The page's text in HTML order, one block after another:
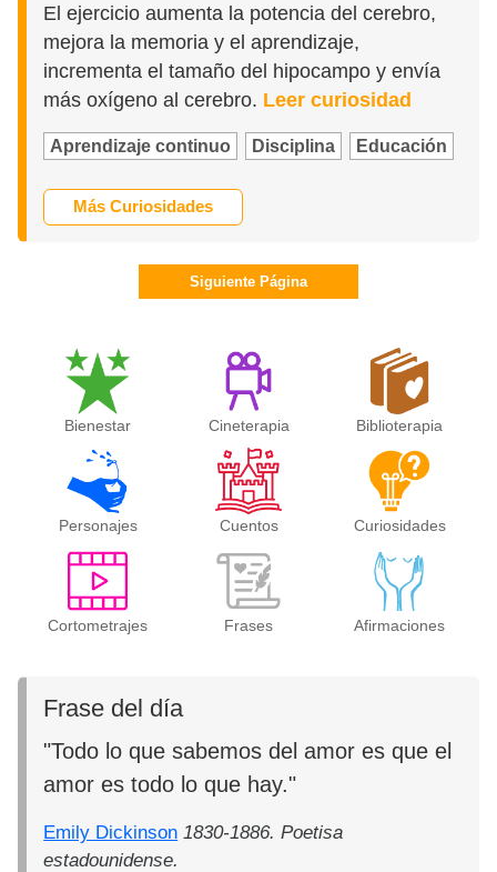
El ejercicio aumenta la potencia del cerebro,
mejora la memoria y el aprendizaje,
incrementa el tamaño del hipocampo y envía
más oxígeno al cerebro. Leer curiosidad
Aprendizaje continuo Disciplina Educación
Más Curiosidades
Siguiente Página
Bienestar Cineterapia Biblioterapia
Personajes Cuentos Curiosidades
Cortometrajes Frases Afirmaciones
Frase del día
"Todo lo que sabemos del amor es que el
amor es todo lo que hay."
Emily Dickinson 1830-1886. Poetisa
estadounidense.